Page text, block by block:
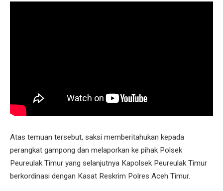
Atas temuan tersebut, saksi memberitahukan kepada
perangkat gampong dan melaporkan ke pihak Polsek
Peureulak Timur yang selanjutnya Kapolsek Peureulak Timur
berkordinasi dengan Kasat Reskrim Polres Aceh Timur.